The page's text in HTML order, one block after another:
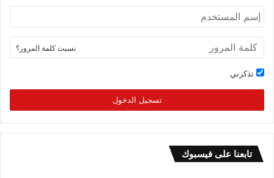
نسيت كلمة المرور؟
تذكرني
تسجيل الدخول
تابعنا على فيسبوك